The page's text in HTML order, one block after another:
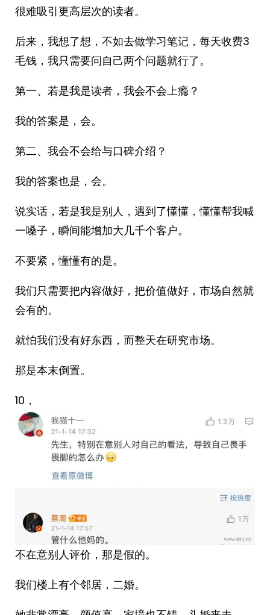
很难吸引更高层次的读者。
后来，我想了想，不如去做学习笔记，每天收费3
毛钱，我只需要问自己两个问题就行了。
第一、若是我是读者，我会不会上瘾？
我的答案是，会。
第二、我会不会给与口碑介绍？
我的答案也是，会。
说实话，若是我是别人，遇到了懂懂，懂懂帮我喊
一嗓子，瞬间能增加大几千个客户。
不要紧，懂懂有的是。
我们只需要把内容做好，把价值做好，市场自然就
会有的。
就怕我们没有好东西，而整天在研究市场。
那是本末倒置。
10，
不在意别人评价，那是假的。
我们楼上有个邻居，二婚。